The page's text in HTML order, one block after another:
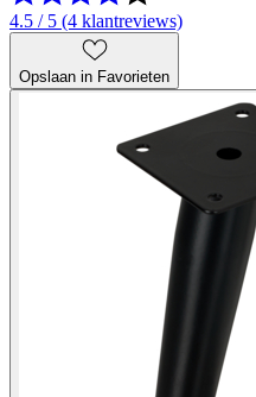
4.5 / 5 (4 klantreviews)
Opslaan in Favorieten